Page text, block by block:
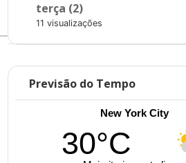
terça (2)
11 visualizações
Previsão do Tempo
New York City
30°C